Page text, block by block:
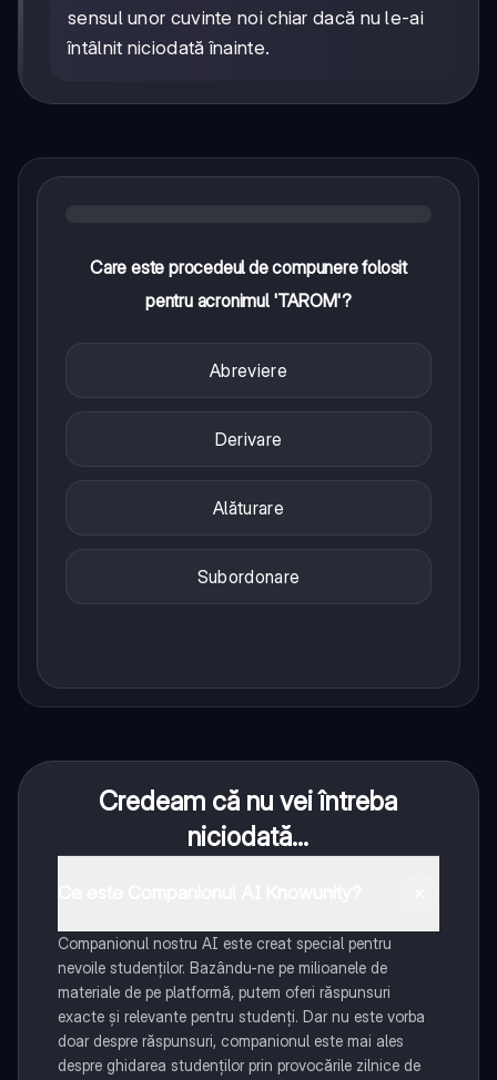
sensul unor cuvinte noi chiar dacă nu le-ai
întâlnit niciodată înainte.
Care este procedeul de compunere folosit
pentru acronimul 'TAROM'?
Abreviere
Derivare
Alăturare
Subordonare
Credeam că nu vei întreba
niciodată...
Companionul nostru AI este creat special pentru
nevoile studenților. Bazându-ne pe milioanele de
materiale de pe platformă, putem oferi răspunsuri
exacte și relevante pentru studenți. Dar nu este vorba
doar despre răspunsuri, companionul este mai ales
despre ghidarea studenților prin provocările zilnice de